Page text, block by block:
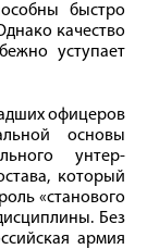
быстро
качество
уступает
офицеров
основы
унтер-
который
«станового
Без
армия